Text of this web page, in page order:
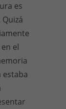
es
el